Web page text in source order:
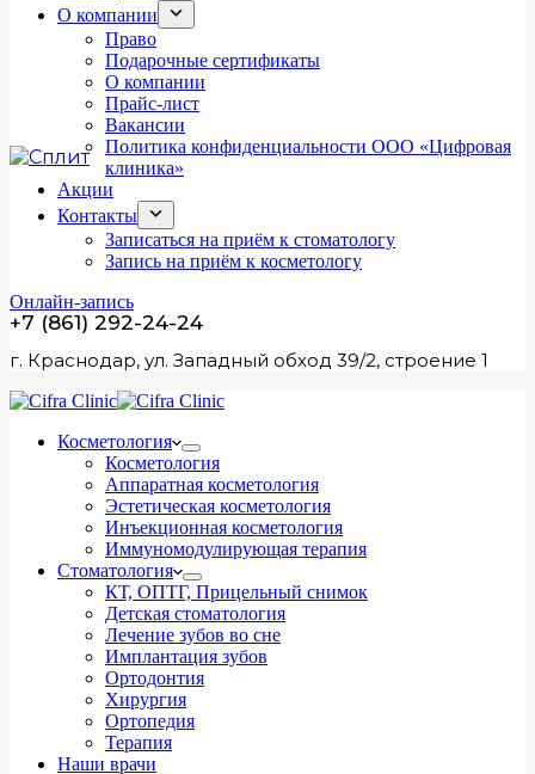
О компании
Право
Подарочные сертификаты
О компании
Прайс-лист
Вакансии
Политика конфиденциальности ООО «Цифровая
клиника»
Акции
Контакты
Записаться на приём к стоматологу
Запись на приём к косметологу
Онлайн-запись
+7 (861) 292-24-24
г. Краснодар, ул. Западный обход 39/2, строение 1
Косметология
Косметология
Аппаратная косметология
Эстетическая косметология
Инъекционная косметология
Иммуномодулирующая терапия
Стоматология
КТ, ОПТГ, Прицельный снимок
Детская стоматология
Лечение зубов во сне
Имплантация зубов
Ортодонтия
Хирургия
Ортопедия
Терапия
Наши врачи